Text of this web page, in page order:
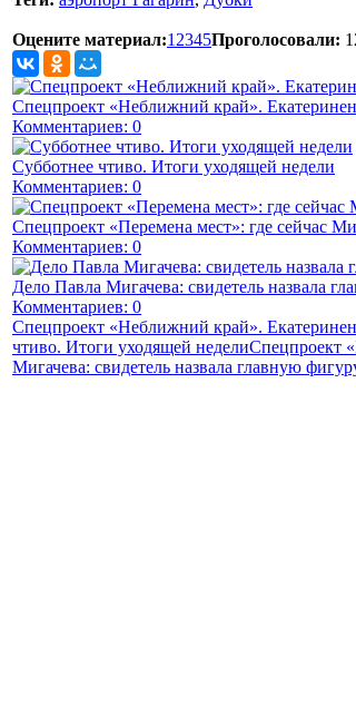
Оцените материал:1 2345Проголосовали:
Спецпроект «Неближний край».
Комментариев: 0
Субботнее чтиво. Итоги уходящей недели
Комментариев: 0
Спецпроект «Перемена мест»: где сейчас
Комментариев: 0
Дело Павла Мигачева: свидетель назвала
Комментариев: 0
Спецпроект «Неближний край».
чтиво. Итоги уходящей неделиСпецпроект
Мигачева: свидетель назвала главную